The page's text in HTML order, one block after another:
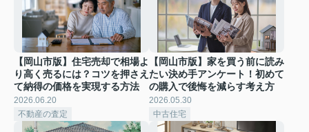
【岡山市版】住宅売却で相場よ
り高く売るには？コツを押さえ
て納得の価格を実現する方法
2026.06.20
不動産の査定
【岡山市版】家を買う前に読み
たい決め手アンケート！初めて
の購入で後悔を減らす考え方
2026.05.30
中古住宅